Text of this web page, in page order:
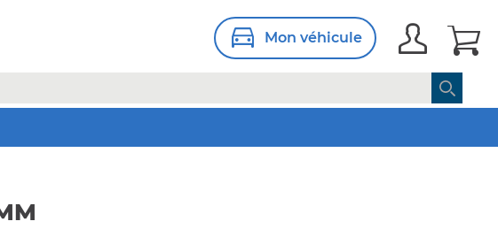
Mon véhicule